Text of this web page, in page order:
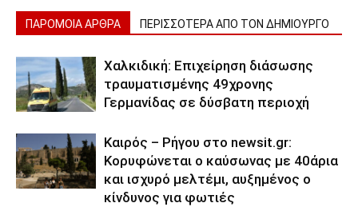
ΠΑΡΟΜΟΙΑ ΑΡΘΡΑ ΠΕΡΙΣΣΟΤΕΡΑ ΑΠΟ ΤΟΝ ΔΗΜΙΟΥΡΓΟ
Χαλκιδική: Επιχείρηση διάσωσης
τραυματισμένης 49χρονης
Γερμανίδας σε δύσβατη περιοχή
Καιρός – Ρήγου στο newsit.gr:
Κορυφώνεται ο καύσωνας με 40άρια
και ισχυρό μελτέμι, αυξημένος ο
κίνδυνος για φωτιές